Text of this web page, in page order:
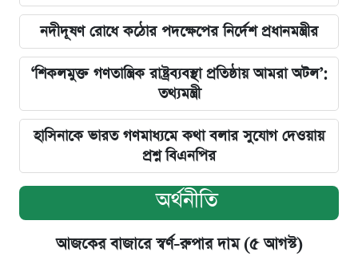
নদীদূষণ রোধে কঠোর পদক্ষেপের নির্দেশ প্রধানমন্ত্রীর
‘শিকলমুক্ত গণতান্ত্রিক রাষ্ট্রব্যবস্থা প্রতিষ্ঠায় আমরা অটল’:
তথ্যমন্ত্রী
হাসিনাকে ভারত গণমাধ্যমে কথা বলার সুযোগ দেওয়ায়
প্রশ্ন বিএনপির
অর্থনীতি
আজকের বাজারে স্বর্ণ-রুপার দাম (৫ আগস্ট)